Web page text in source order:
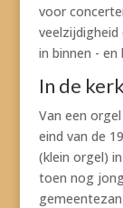
voor
in binnen - en
In de kerk
Van een
eind van de
(klein orgel)
toen nog